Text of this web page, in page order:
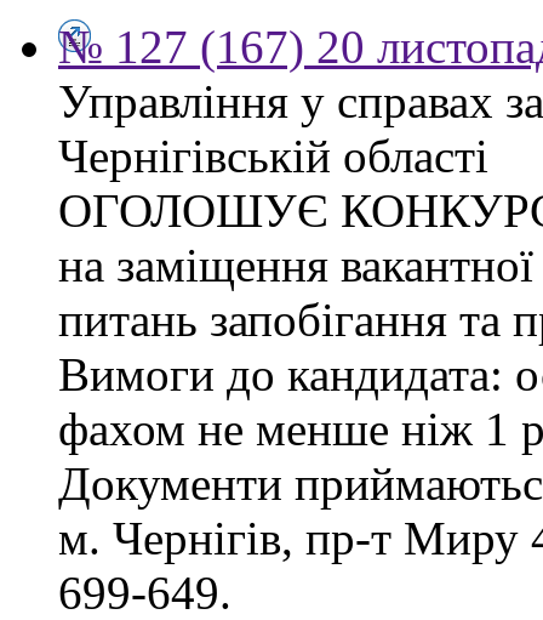
№ 127 (167) 20
Управління у справах
Чернігівській області
ОГОЛОШУЄ
на заміщення
питань запобігання та
Вимоги до кандидата:
фахом не менше ніж 1
Документи
м. Чернігів, пр-т Миру
699-649.